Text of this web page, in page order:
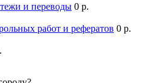
и переводы 0 р.
работ и рефератов 0 р.